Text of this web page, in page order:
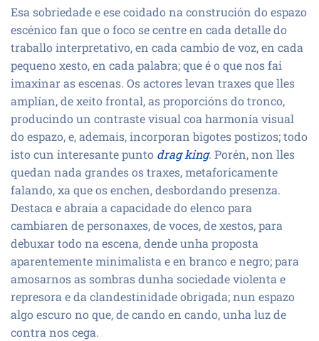
Esa sobriedade e ese coidado na construción do espazo
escénico fan que o foco se centre en cada detalle do
traballo interpretativo, en cada cambio de voz, en cada
pequeno xesto, en cada palabra; que é o que nos fai
imaxinar as escenas. Os actores levan traxes que lles
amplían, de xeito frontal, as proporcións do tronco,
producindo un contraste visual coa harmonía visual
do espazo, e, ademais, incorporan bigotes postizos; todo
isto cun interesante punto drag king. Porén, non lles
quedan nada grandes os traxes, metaforicamente
falando, xa que os enchen, desbordando presenza.
Destaca e abraia a capacidade do elenco para
cambiaren de personaxes, de voces, de xestos, para
debuxar todo na escena, dende unha proposta
aparentemente minimalista e en branco e negro; para
amosarnos as sombras dunha sociedade violenta e
represora e da clandestinidade obrigada; nun espazo
algo escuro no que, de cando en cando, unha luz de
contra nos cega.